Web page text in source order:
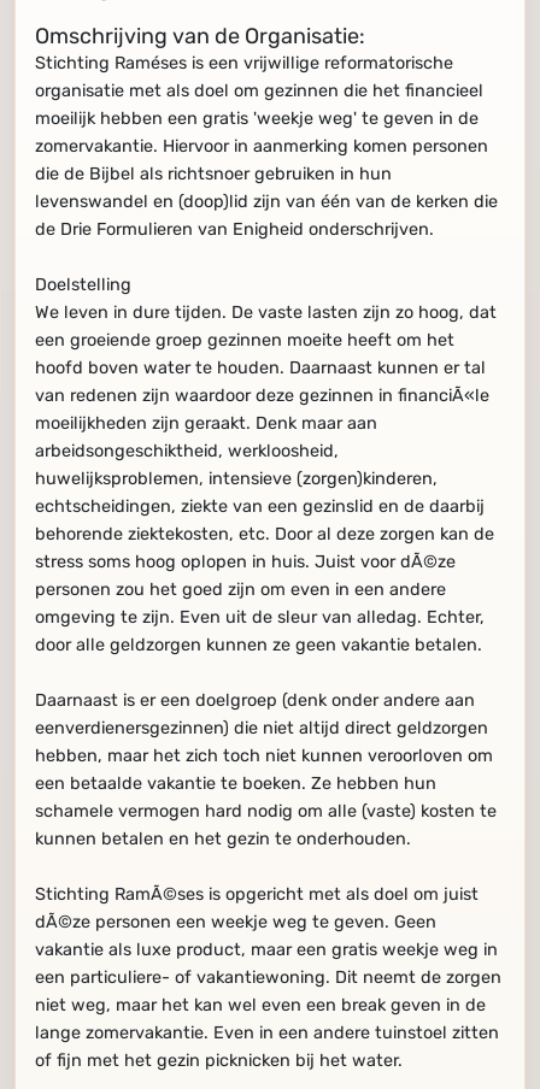
Omschrijving van de Organisatie:
Stichting Raméses is een vrijwillige reformatorische
organisatie met als doel om gezinnen die het financieel
moeilijk hebben een gratis 'weekje weg' te geven in de
zomervakantie. Hiervoor in aanmerking komen personen
die de Bijbel als richtsnoer gebruiken in hun
levenswandel en (doop)lid zijn van één van de kerken die
de Drie Formulieren van Enigheid onderschrijven.
Doelstelling
We leven in dure tijden. De vaste lasten zijn zo hoog, dat
een groeiende groep gezinnen moeite heeft om het
hoofd boven water te houden. Daarnaast kunnen er tal
van redenen zijn waardoor deze gezinnen in financiÃ«le
moeilijkheden zijn geraakt. Denk maar aan
arbeidsongeschiktheid, werkloosheid,
huwelijksproblemen, intensieve (zorgen)kinderen,
echtscheidingen, ziekte van een gezinslid en de daarbij
behorende ziektekosten, etc. Door al deze zorgen kan de
stress soms hoog oplopen in huis. Juist voor dÃ©ze
personen zou het goed zijn om even in een andere
omgeving te zijn. Even uit de sleur van alledag. Echter,
door alle geldzorgen kunnen ze geen vakantie betalen.
Daarnaast is er een doelgroep (denk onder andere aan
eenverdienersgezinnen) die niet altijd direct geldzorgen
hebben, maar het zich toch niet kunnen veroorloven om
een betaalde vakantie te boeken. Ze hebben hun
schamele vermogen hard nodig om alle (vaste) kosten te
kunnen betalen en het gezin te onderhouden.
Stichting RamÃ©ses is opgericht met als doel om juist
dÃ©ze personen een weekje weg te geven. Geen
vakantie als luxe product, maar een gratis weekje weg in
een particuliere- of vakantiewoning. Dit neemt de zorgen
niet weg, maar het kan wel even een break geven in de
lange zomervakantie. Even in een andere tuinstoel zitten
of fijn met het gezin picknicken bij het water.